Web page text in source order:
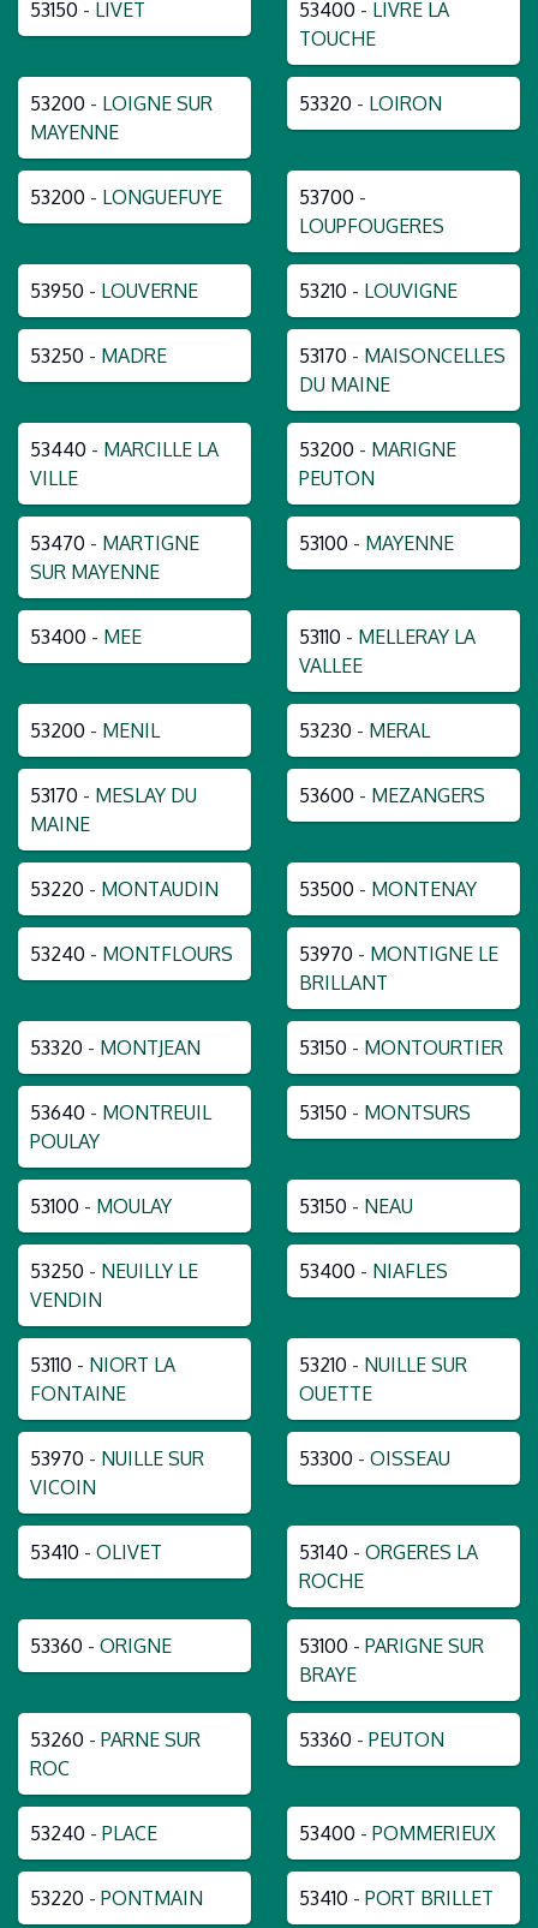
53150 - LIVET 53400 - LIVRE LA
TOUCHE
53200 - LOIGNE SUR
MAYENNE
53320 - LOIRON
53200 - LONGUEFUYE 53700 -
LOUPFOUGERES
53950 - LOUVERNE 53210 - LOUVIGNE
53250 - MADRE 53170 - MAISONCELLES
DU MAINE
53440 - MARCILLE LA
VILLE
53200 - MARIGNE
PEUTON
53470 - MARTIGNE
SUR MAYENNE
53100 - MAYENNE
53400 - MEE 53110 - MELLERAY LA
VALLEE
53200 - MENIL 53230 - MERAL
53170 - MESLAY DU
MAINE
53600 - MEZANGERS
53220 - MONTAUDIN 53500 - MONTENAY
53240 - MONTFLOURS 53970 - MONTIGNE LE
BRILLANT
53320 - MONTJEAN 53150 - MONTOURTIER
53640 - MONTREUIL
POULAY
53150 - MONTSURS
53100 - MOULAY 53150 - NEAU
53250 - NEUILLY LE
VENDIN
53400 - NIAFLES
53110 - NIORT LA
FONTAINE
53210 - NUILLE SUR
OUETTE
53970 - NUILLE SUR
VICOIN
53300 - OISSEAU
53410 - OLIVET 53140 - ORGERES LA
ROCHE
53360 - ORIGNE 53100 - PARIGNE SUR
BRAYE
53260 - PARNE SUR
ROC
53360 - PEUTON
53240 - PLACE 53400 - POMMERIEUX
53220 - PONTMAIN 53410 - PORT BRILLET